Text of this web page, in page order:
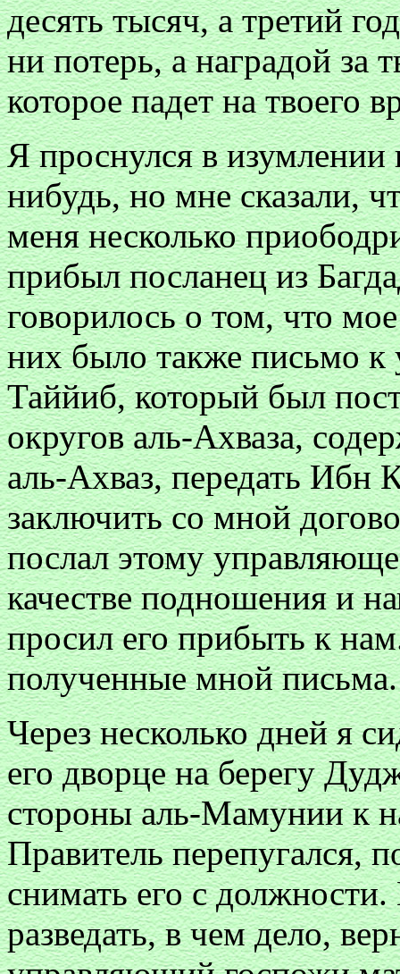
десять тысяч, а третий
ни потерь, а наградой за
которое падет на твоего
Я проснулся в
нибудь, но мне сказали,
меня несколько
прибыл посланец из
говорилось о том, что
них было также письмо
Таййиб, который был
округов аль-Ахваза,
аль-Ахваз, передать Ибн
заключить со мной
послал этому
качестве подношения и
просил его прибыть к
полученные мной письма.
Через несколько дней я
его дворце на берегу
стороны аль-Мамунии к
Правитель перепугался,
снимать его с
разведать, в чем дело,